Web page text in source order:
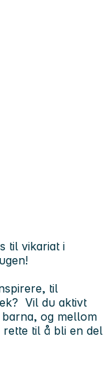
til vikariat i
til
Vil du aktivt
og mellom
til å bli en del